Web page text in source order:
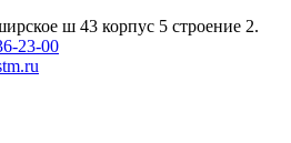
ш 43 корпус 5 строение 2.
23-00